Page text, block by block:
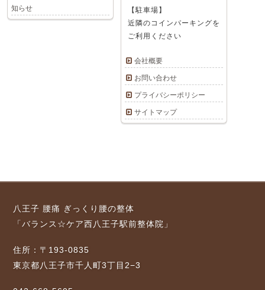
【駐車場】
近隣のコインパーキングを
ご利用ください
会社概要
お問い合わせ
プライバシーポリシー
サイトマップ
知らせ
八王子 腰痛 ぎっくり腰の整体
「バランス☆ケア西八王子駅前整体院」
住所：〒193-0835
東京都八王子市千人町3丁目2−3